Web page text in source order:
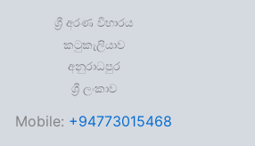
ශ්‍රී අරණ විහාරය
කටුකැලියාව
අනුරාධපුර
ශ්‍රී ලංකාව
Mobile: +94773015468